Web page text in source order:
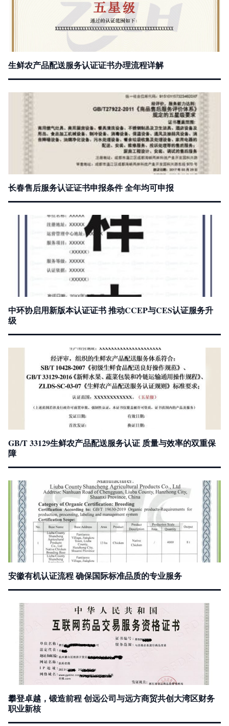
生鲜农产品配送服务认证证书办理流程详解
长春售后服务认证证书申报条件 全年均可申报
中环协启用新版本认证证书 推动CCEP与CES认证服务升
级
GB/T 33129生鲜农产品配送服务认证 质量与效率的双重保
障
安徽有机认证流程 确保国际标准品质的专业服务
攀登卓越，锻造前程 创远公司与远方商贸共创大湾区财务
职业新核